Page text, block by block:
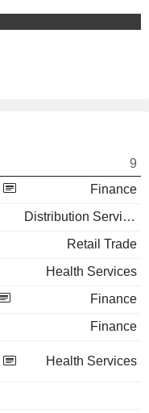
9
Finance
Distribution Services
Retail Trade
Health Services
Finance
Finance
Health Services